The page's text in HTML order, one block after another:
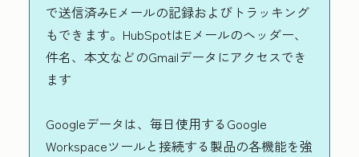
で送信済みEメールの記録およびトラッキング
もできます。HubSpotはEメールのヘッダー、
件名、本文などのGmailデータにアクセスでき
ます
Googleデータは、毎日使用するGoogle
Workspaceツールと接続する製品の各機能を強